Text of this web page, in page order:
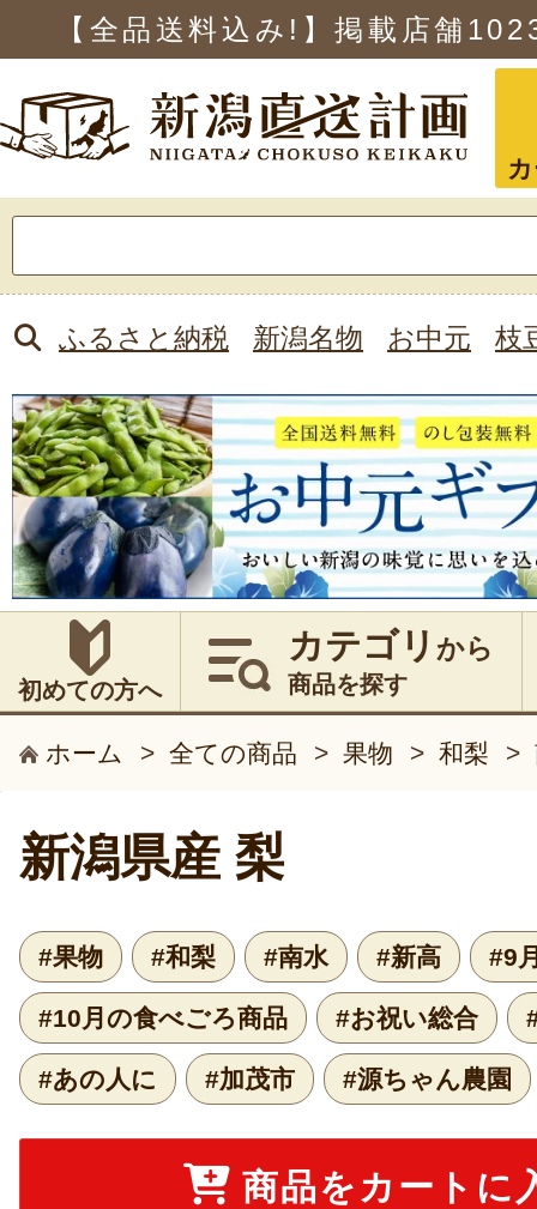
【全品送料込み!】掲載店舗
索:
ふるさと納税 新潟名物 お中元 枝
初めての方へ
カテゴリ から
商品を探す
ホーム > 全ての商品 > 果物 > 和梨 >
新潟県産 梨
#果物 #和梨 #南水 #新高 #9
#10月の食べごろ商品 #お祝い総合
#あの人に #加茂市 #源ちゃん農園
商品をカートに